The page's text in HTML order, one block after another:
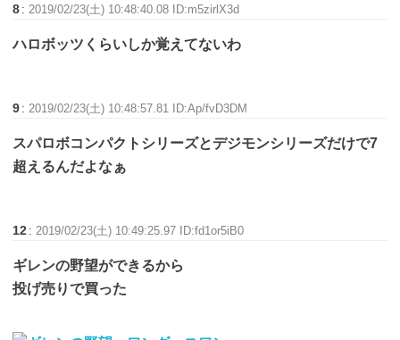
8 : 2019/02/23(土) 10:48:40.08 ID:m5zirlX3d
ハロボッツくらいしか覚えてないわ
9 : 2019/02/23(土) 10:48:57.81 ID:Ap/fvD3DM
スパロボコンパクトシリーズとデジモンシリーズだけで7
超えるんだよなぁ
12 : 2019/02/23(土) 10:49:25.97 ID:fd1or5iB0
ギレンの野望ができるから
投げ売りで買った